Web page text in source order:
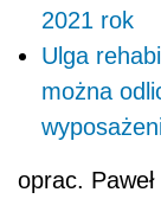
2021 rok
Ulga
można
oprac.